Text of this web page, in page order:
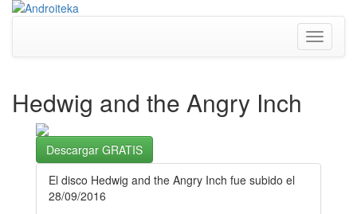
Toggle
Hedwig and the Angry Inch
Descargar GRATIS
El disco Hedwig and the Angry Inch fue subido el
28/09/2016